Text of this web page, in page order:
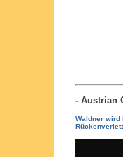
- Austrian
Waldner wird